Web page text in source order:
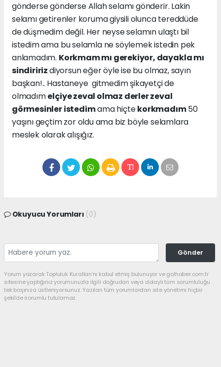
gönderse gönderse Allah selamı gönderir. Lakin
selamı getirenler koruma giysili olunca tereddüde
de düşmedim değil. Her neyse selamın ulaştı bil
istedim ama bu selamla ne söylemek istedin pek
anlamadım. Korkmam mı gerekiyor, dayakla mı
sindiririzdiyorsun eğer öyle ise bu olmaz, sayın
başkan!.. Hastaneye gitmedim şikayetçi de
olmadımelçiye zeval olmaz derler zeval
görmesinler istedimama hiçtekorkmadım50
yaşını geçtim zor oldu ama biz böyle selamlara
meslek olarak alışığız.
Okuyucu Yorumları (0)
Gönder
Yorum yazarak Topluluk Kuralları’nı kabul etmiş bulunuyor ve golhaber.com.tr
sitesine yaptığınız yorumunuzla ilgili doğrudan veya dolaylı tüm sorumluluğu
tek başınıza üstleniyorsunuz. Yazılan tüm yorumlardan site yönetimi hiçbir
şekilde sorumlu tutulamaz.